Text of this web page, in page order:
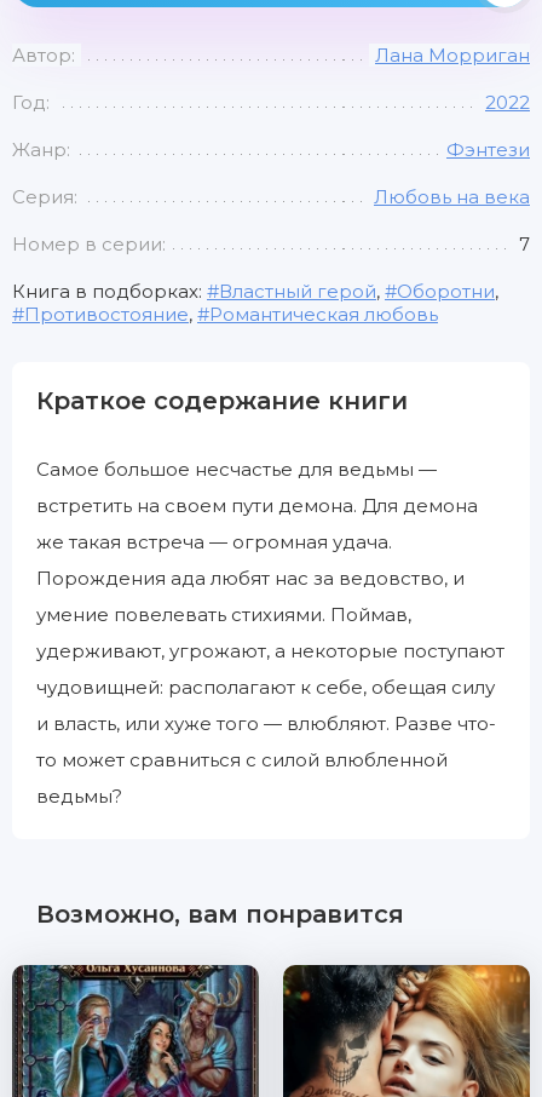
Автор: Лана Морриган
Год: 2022
Жанр: Фэнтези
Серия: Любовь на века
Номер в серии: 7
Книга в подборках: Властный герой, Оборотни,
Противостояние, Романтическая любовь
Краткое содержание книги
Самое большое несчастье для ведьмы —
встретить на своем пути демона. Для демона
же такая встреча — огромная удача.
Порождения ада любят нас за ведовство, и
умение повелевать стихиями. Поймав,
удерживают, угрожают, а некоторые поступают
чудовищней: располагают к себе, обещая силу
и власть, или хуже того — влюбляют. Разве что-
то может сравниться с силой влюбленной
ведьмы?
Возможно, вам понравится